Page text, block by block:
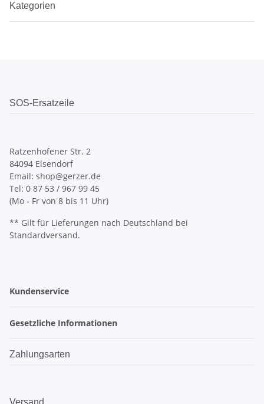
Kategorien
SOS-Ersatzeile
Ratzenhofener Str. 2
84094 Elsendorf
Email: shop@gerzer.de
Tel: 0 87 53 / 967 99 45
(Mo - Fr von 8 bis 11 Uhr)
** Gilt für Lieferungen nach Deutschland bei
Standardversand.
Kundenservice
Gesetzliche Informationen
Zahlungsarten
Versand